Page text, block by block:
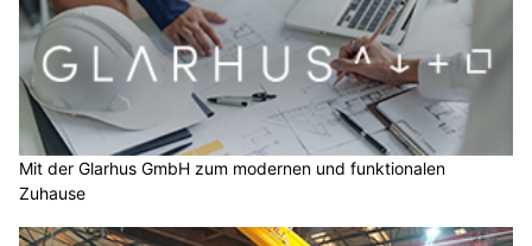
Mit der Glarhus GmbH zum modernen und funktionalen
Zuhause